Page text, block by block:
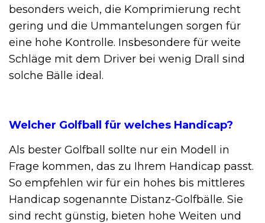
besonders weich, die Komprimierung recht
gering und die Ummantelungen sorgen für
eine hohe Kontrolle. Insbesondere für weite
Schläge mit dem Driver bei wenig Drall sind
solche Bälle ideal.
Welcher Golfball für welches Handicap?
Als bester Golfball sollte nur ein Modell in
Frage kommen, das zu Ihrem Handicap passt.
So empfehlen wir für ein hohes bis mittleres
Handicap sogenannte Distanz-Golfbälle. Sie
sind recht günstig, bieten hohe Weiten und